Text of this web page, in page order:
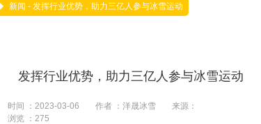
新闻 - 发挥行业优势，助力三亿人参与冰雪运动
发挥行业优势，助力三亿人参与冰雪运动
时间 ：2023-03-06 作者 ：洋晟冰雪
来源：
浏览 ：275